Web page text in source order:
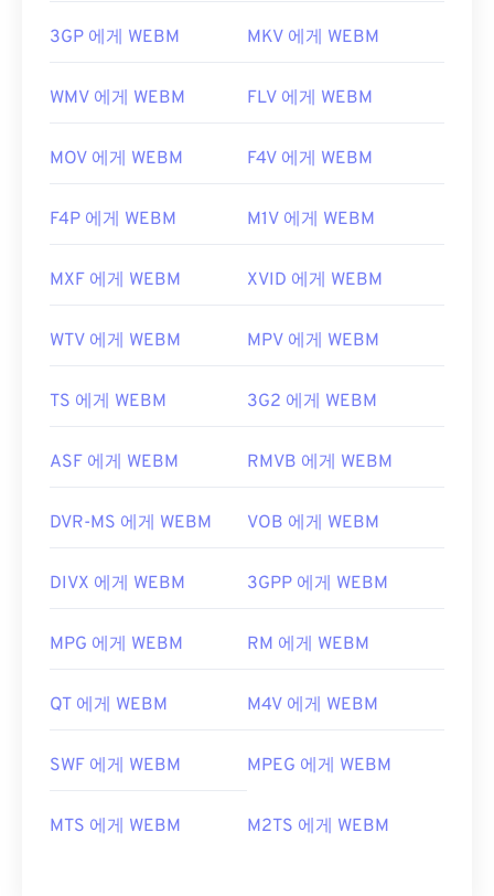
3GP 에게 WEBM MKV 에게 WEBM
WMV 에게 WEBM FLV 에게 WEBM
MOV 에게 WEBM F4V 에게 WEBM
F4P 에게 WEBM M1V 에게 WEBM
MXF 에게 WEBM XVID 에게 WEBM
WTV 에게 WEBM MPV 에게 WEBM
TS 에게 WEBM 3G2 에게 WEBM
ASF 에게 WEBM RMVB 에게 WEBM
DVR-MS 에게 WEBM VOB 에게 WEBM
DIVX 에게 WEBM 3GPP 에게 WEBM
MPG 에게 WEBM RM 에게 WEBM
QT 에게 WEBM M4V 에게 WEBM
SWF 에게 WEBM MPEG 에게 WEBM
MTS 에게 WEBM M2TS 에게 WEBM